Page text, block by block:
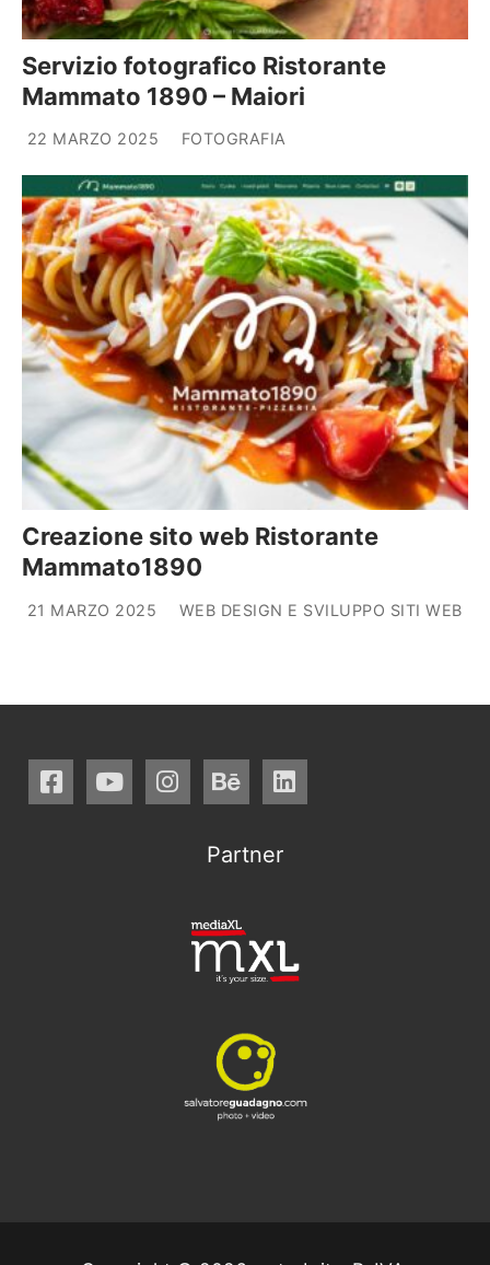
Servizio fotografico Ristorante
Mammato 1890 – Maiori
22 MARZO 2025 FOTOGRAFIA
Creazione sito web Ristorante
Mammato1890
21 MARZO 2025 WEB DESIGN E SVILUPPO SITI WEB
Partner